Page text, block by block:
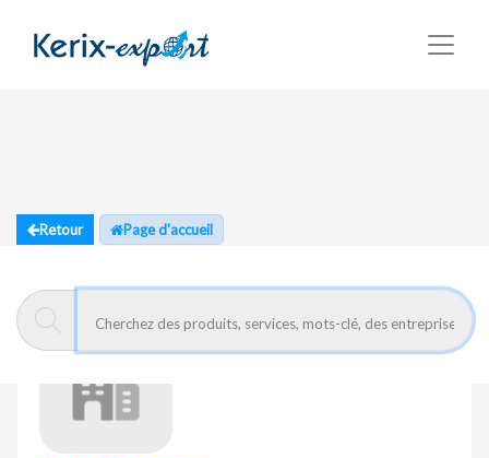
Retour Page d'accueil